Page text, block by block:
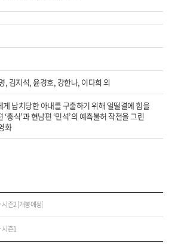
, 김지석, 윤경호, 강한나, 이다희 외
게 납치당한 아내를 구출하기 위해 얼떨결에 힘을
‘충식’과 현남편 ‘민석’의 예측불허 작전을 그린
화
시즌2 [개봉예정]
시즌1